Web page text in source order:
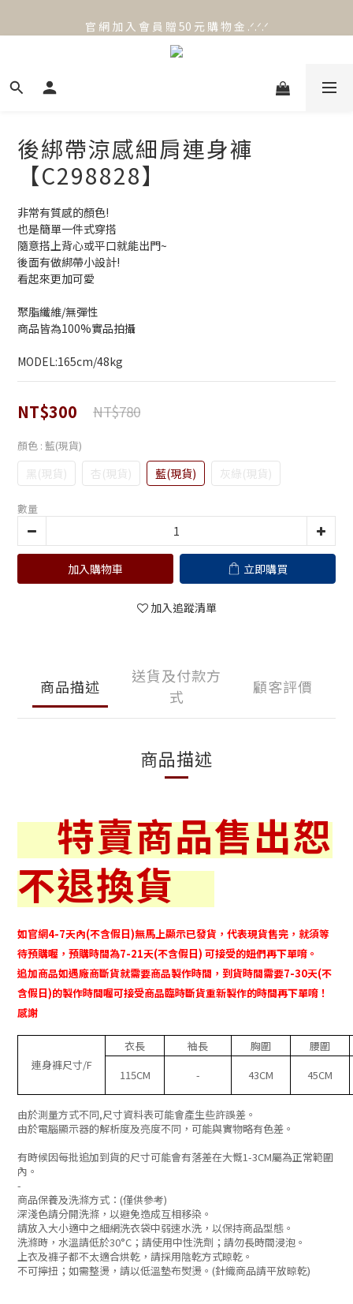
官 網 加 入 會 員 贈 50 元 購 物 金 .ᐟ.ᐟ.ᐟ
官 網 加 入 會 員 贈 50 元 購 物 金 .ᐟ.ᐟ.ᐟ
後綁帶涼感細肩連身褲
【C298828】
非常有質感的顏色!
也是簡單一件式穿搭
隨意搭上背心或平口就能出門~
後面有做綁帶小設計!
看起來更加可愛
聚脂纖維/無彈性
商品皆為100%實品拍攝
MODEL:165cm/48kg
NT$300 NT$780
顏色 : 藍(現貨)
黑(現貨) 杏(現貨) 藍(現貨) 灰綠(現貨)
數量
加入購物車 立即購買
加入追蹤清單
商品描述
送貨及付款方
式
顧客評價
商品描述
特賣商品售出恕
不退換貨
如官網4-7天內(不含假日)無馬上顯示已發貨，代表現貨售完，就須等
待預購喔，預購時間為7-21天(不含假日) 可接受的妞們再下單唷。
追加商品如遇廠商斷貨就需要商品製作時間 ， 到貨時間需要7-30天(不
含假日)的製作時間喔可接受商品臨時斷貨重新製作的時間再下單唷！
感謝
連身褲尺寸/F
衣長 袖長 胸圍
腰圍
115CM
- 43CM 45CM
由於測量方式不同,尺寸資料表可能會產生些許誤差。
由於電腦顯示器的解析度及亮度不同，可能與實物略有色差。
有時候因每批追加到貨的尺寸可能會有落差在大慨1-3CM屬為正常範圍
內 。
-
商品保養及洗滌方式：(僅供參考)
深淺色請分開洗滌，以避免造成互相移染。
請放入大小適中之細網洗衣袋中弱速水洗，以保持商品型態。
洗滌時，水溫請低於30°C；請使用中性洗劑；請勿長時間浸泡。
上衣及褲子都不太適合烘乾， 請採用陰乾方式晾乾。
不可擰扭；如需整燙，請以低溫墊布熨燙。(針織商品請平放晾乾)